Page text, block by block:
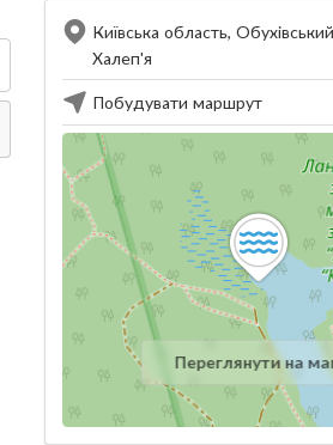
Київська область,
Халеп'я
Побудувати маршрут
Переглянути на